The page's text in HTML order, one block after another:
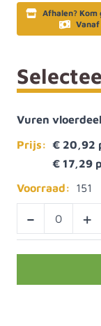
Afhalen? Kom
Vuren
Prijs: € 20,92
€ 17,29
Voorraad:
151
- +